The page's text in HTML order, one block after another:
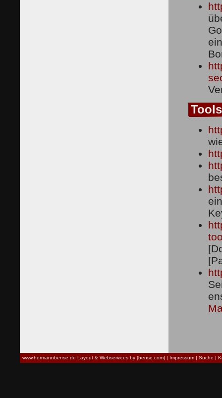
Tools
www.hermannbense.de Layout & Webservices by [bense.com] | Impressum | Suche |